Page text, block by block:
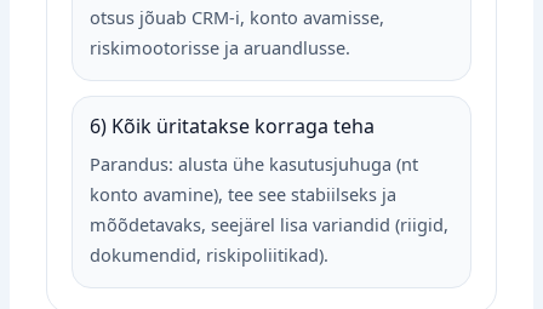
otsus jõuab CRM‑i, konto avamisse,
riskimootorisse ja aruandlusse.
6) Kõik üritatakse korraga teha
Parandus: alusta ühe kasutusjuhuga (nt
konto avamine), tee see stabiilseks ja
mõõdetavaks, seejärel lisa variandid (riigid,
dokumendid, riskipoliitikad).